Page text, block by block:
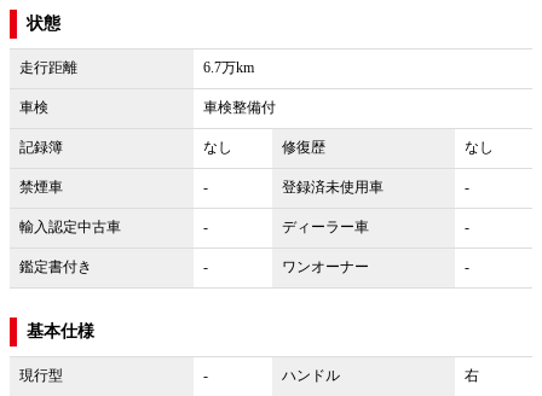
状態
走行距離 6.7万km
車検 車検整備付
記録簿 なし 修復歴 なし
禁煙車 - 登録済未使用車 -
輸入認定中古車 - ディーラー車 -
鑑定書付き - ワンオーナー -
基本仕様
現行型 - ハンドル
右